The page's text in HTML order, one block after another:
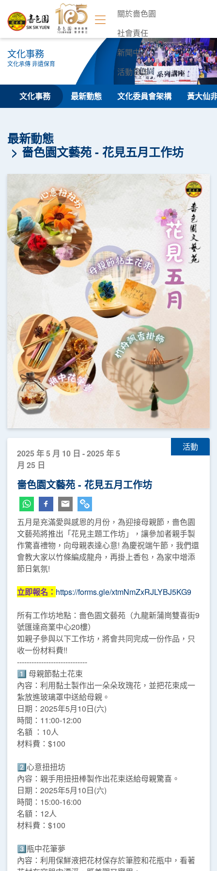
關於嗇色園
社會責任
新聞中心
活動日誌
聯絡我們
文化事務
文化承傳 非遺保育
文化事務 最新動態 文化委員會架構 黃大仙
最新動態
嗇色園文藝苑 - 花見五月工作坊
活動
2025 年 5 月 10 日 - 2025 年 5
月 25 日
嗇色園文藝苑 - 花見五月工作坊
五月是充滿愛與感恩的月份，為迎接母親節，嗇色園
文藝苑將推出「花見主題工作坊」，讓參加者親手製
作驚喜禮物，向母親表達心意! 為慶祝端午節，我們還
會教大家以竹條編成龍舟，再掛上香包，為家中增添
節日氣氛!
立即報名： https://forms.gle/xtmNmZxRJLYBJ5KG9
所有工作坊地點：嗇色園文藝苑（九龍新蒲崗雙喜街9
號匯達商業中心20樓）
如親子參與以下工作坊，將會共同完成一份作品，只
收一份材料費!!
-----------------------------
1️⃣ 母親節黏土花束
內容：利用黏土製作出一朵朵玫瑰花，並把花束成一
紮放進玻璃罩中送給母親。
日期：2025年5月10日(六)
時間：11:00-12:00
名額 ：10人
材料費：$100
2️⃣心意扭扭坊
內容：親手用扭扭棒製作出花束送給母親驚喜。
日期：2025年5月10日(六)
時間：15:00-16:00
名額：12人
材料費：$100
3️⃣瓶中花筆夢
內容：利用保鮮液把花材保存於筆腔和花瓶中，看著